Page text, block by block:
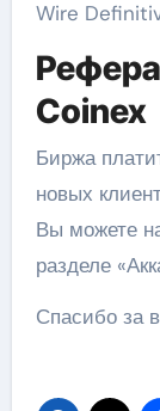
Wire
Coinex
Биржа
новых
Вы можете
разделе
Спасибо за